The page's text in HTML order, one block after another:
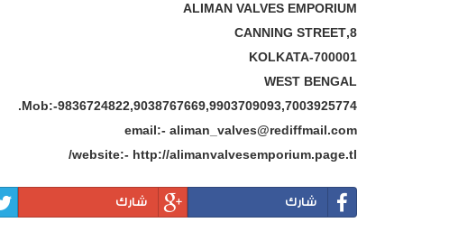
ALIMAN VALVES EMPORIUM
8,CANNING STREET
KOLKATA-700001
WEST BENGAL
Mob:-9836724822,9038767669,9903709093,7003925774.
email:- aliman_valves@rediffmail.com
website:- http://alimanvalvesemporium.page.tl/
شارك شارك